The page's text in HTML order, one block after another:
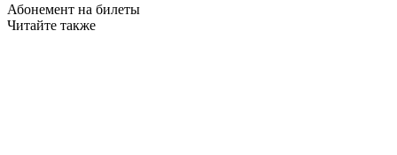
Абонемент на билеты
Читайте также